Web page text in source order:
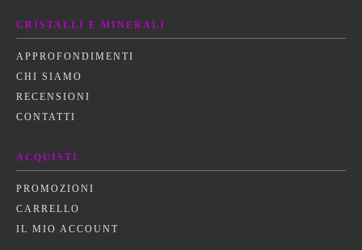
CRISTALLI E MINERALI
APPROFONDIMENTI
CHI SIAMO
RECENSIONI
CONTATTI
ACQUISTI
PROMOZIONI
CARRELLO
IL MIO ACCOUNT